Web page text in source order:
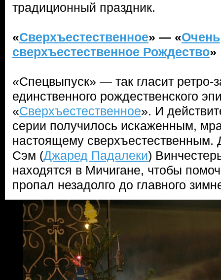
традиционный праздник.
«Сверхъестественное» — «Очень
сверхъестественное Рождество»
«Спецвыпуск» — так гласит ретро-
единственного рождественского
«Сверхъестественное». И
серии получилось искаженным,
настоящему сверхъестественным.
Сэм (Джаред Падалеки)
находятся в Мичигане, чтобы
пропал незадолго до главного